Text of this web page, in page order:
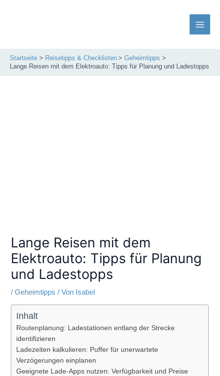
Main
Startseite Reisetipps & Checklisten
Geheimtipps
Lange Reisen mit dem Elektroauto: Tipps für Planung und Ladestopps
Lange Reisen mit dem
Elektroauto: Tipps für Planung
und Ladestopps
/Geheimtipps / Von Isabel
Inhalt
Routenplanung: Ladestationen entlang der Strecke
identifizieren
Ladezeiten kalkulieren: Puffer für unerwartete
Verzögerungen einplanen
Geeignete Lade-Apps nutzen: Verfügbarkeit und Preise